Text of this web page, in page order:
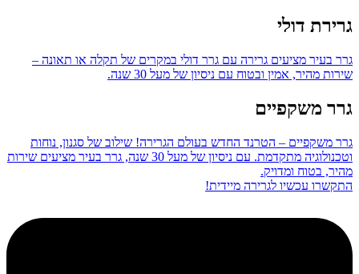
גרירת דולי
גרר בעיר מציעים גרירה עם גרר דולי במקרים של תקלה או תאונה –
שירות מהיר, אמין ובטוח עם ניסיון של מעל 30 שנה.
גרר משקפיים
גרר משקפיים – הטרנד החדש בעולם הגרירה! שילוב של סגנון, נוחות
וטכנולוגיה מתקדמת. עם ניסיון של מעל 30 שנה, גרר בעיר מציעים שירות
מהיר, בטוח ומדויק.
התקשרו עכשיו לגרירה מיידית!